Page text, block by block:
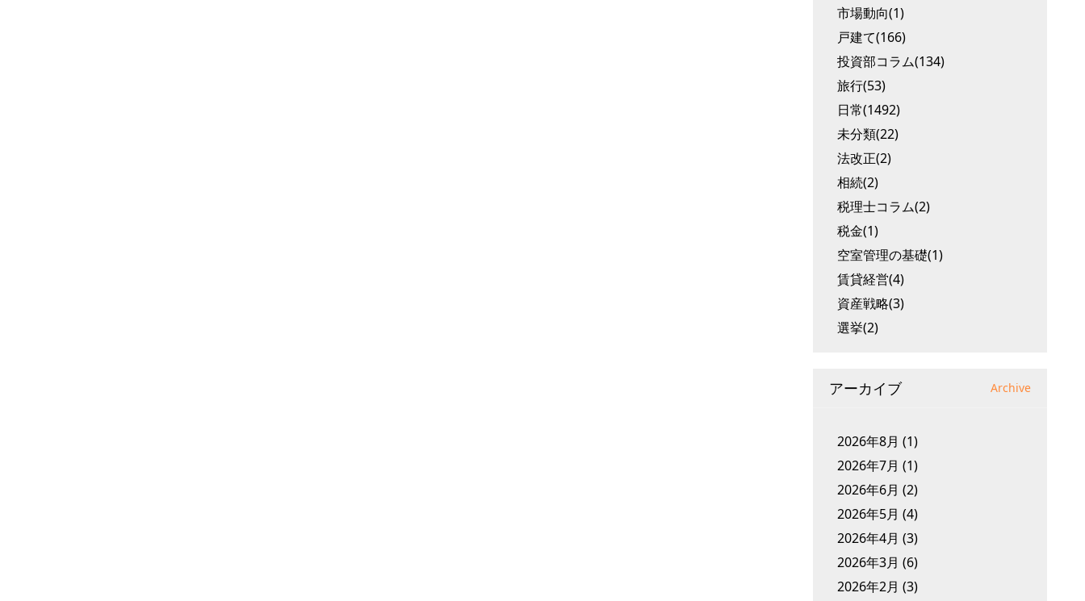
市場動向(1)
戸建て(166)
投資部コラム(134)
旅行(53)
日常(1492)
未分類(22)
法改正(2)
相続(2)
税理士コラム(2)
税金(1)
空室管理の基礎(1)
賃貸経営(4)
資産戦略(3)
選挙(2)
アーカイブ Archive
2026年8月 (1)
2026年7月 (1)
2026年6月 (2)
2026年5月 (4)
2026年4月 (3)
2026年3月 (6)
2026年2月 (3)